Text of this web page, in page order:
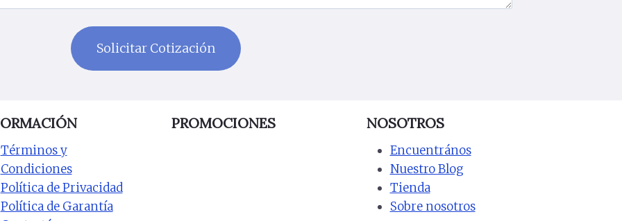
Términos y
Condiciones
Política de Privacidad
Política de Garantía
PROMOCIONES NOSOTROS
Encuentrános
Nuestro Blog
Tienda
Sobre nosotros